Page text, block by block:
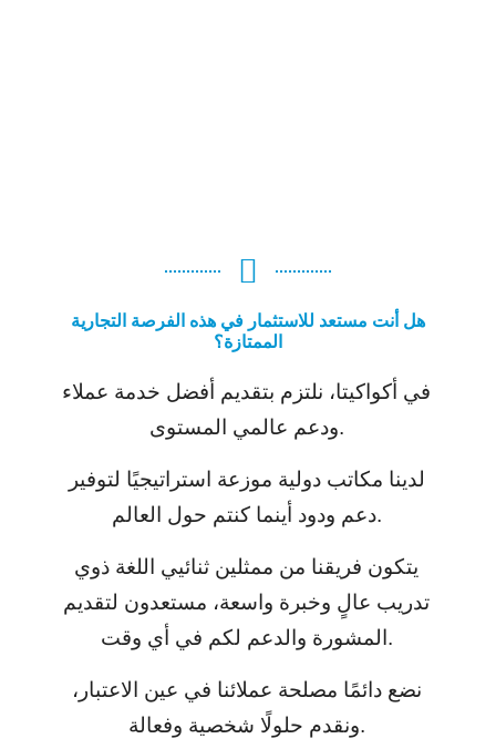
هل أنت مستعد للاستثمار في هذه الفرصة التجارية
الممتازة؟
في أكواكيتا، نلتزم بتقديم أفضل خدمة عملاء
ودعم عالمي المستوى.
لدينا مكاتب دولية موزعة استراتيجيًا لتوفير
دعم ودود أينما كنتم حول العالم.
يتكون فريقنا من ممثلين ثنائيي اللغة ذوي
تدريب عالٍ وخبرة واسعة، مستعدون لتقديم
المشورة والدعم لكم في أي وقت.
نضع دائمًا مصلحة عملائنا في عين الاعتبار،
ونقدم حلولًا شخصية وفعالة.